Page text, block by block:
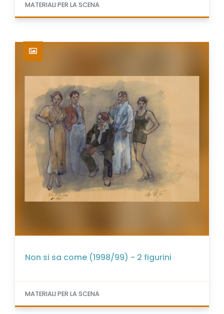
MATERIALI PER LA SCENA
Non si sa come (1998/99) - 2 figurini
MATERIALI PER LA SCENA